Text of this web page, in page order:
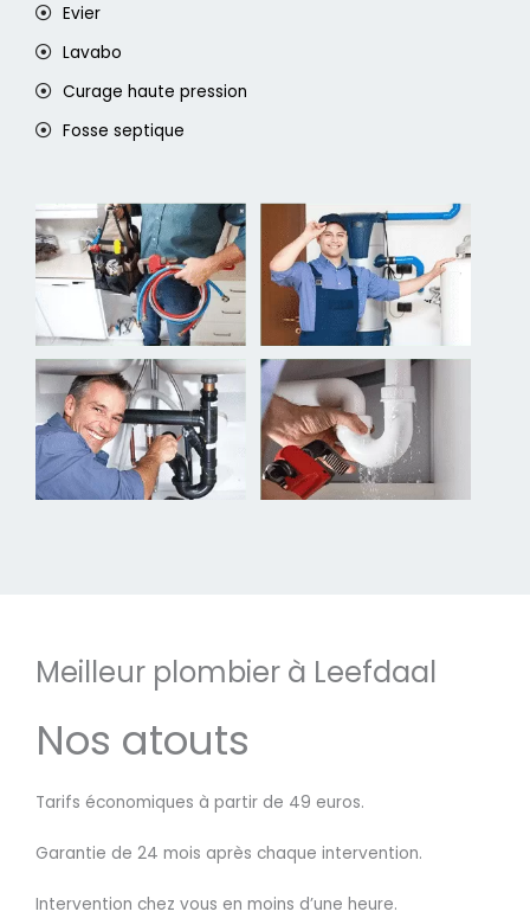
Evier
Lavabo
Curage haute pression
Fosse septique
Meilleur plombier à Leefdaal
Nos atouts
Tarifs économiques à partir de 49 euros.
Garantie de 24 mois après chaque intervention.
Intervention chez vous en moins d’une heure.